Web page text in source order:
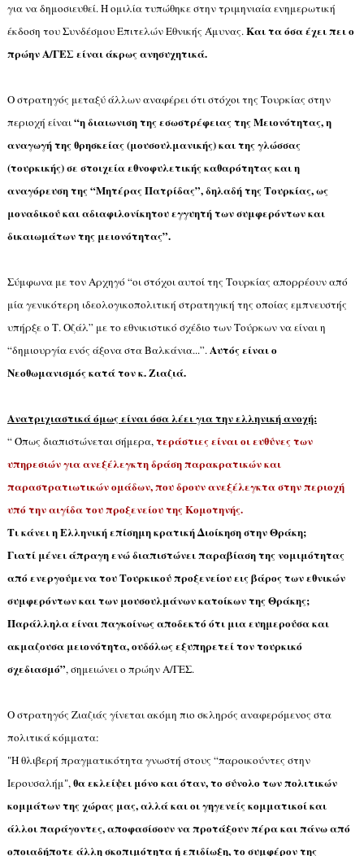
για να δημοσιευθεί. Η ομιλία τυπώθηκε στην τριμηνιαία ενημερωτική
έκδοση του Συνδέσμου Επιτελών Εθνικής Άμυνας.Και τα όσα έχει πει ο
πρώην Α/ΓΕΣ είναι άκρως ανησυχητικά.
Ο στρατηγός μεταξύ άλλων αναφέρει ότι στόχοι της Τουρκίας στην
περιοχή είναι“η διαιωνιση της εσωστρέφειας της Μειονότητας, η
αναγωγή της θρησκείας (μουσουλμανικής) και της γλώσσας
(τουρκικής) σε στοιχεία εθνοφυλετικής καθαρότητας και η
αναγόρευση της “Μητέρας Πατρίδας”, δηλαδή της Τουρκίας, ως
μοναδικού και αδιαφιλονίκητου εγγυητή των συμφερόντων και
δικαιωμάτων της μειονότητας”.
Σύμφωνα με τον Αρχηγό “οι στόχοι αυτοί της Τουρκίας απορρέουν από
μία γενικότερη ιδεολογικοπολιτική στρατηγική της οποίας εμπνευστής
υπήρξε ο Τ. Οζάλ” με το εθνικιστικό σχέδιο των Τούρκων να είναι η
“δημιουργία ενός άξονα στα Βαλκάνια...”.Αυτός είναι ο
Νεοθωμανισμός κατά τον κ. Ζιαζιά.
Ανατριχιαστικά όμως είναι όσα λέει για την ελληνική ανοχή:
“ Όπως διαπιστώνεται σήμερα,τεράστιες είναι οι ευθύνες των
υπηρεσιών γιαανεξέλεγκτη δράση παρακρατικών και
παραστρατιωτικών ομάδων, που δρουν ανεξέλεγκτα στην περιοχή
υπό την αιγίδα του προξενείου της Κομοτηνής.
Τι κάνει η Ελληνική επίσημη κρατική Διοίκηση στην Θράκη;
Γιατί μένει άπραγη ενώ διαπιστώνει παραβίαση της νομιμότητας
από ενεργούμενα του Τουρκικού προξενείου εις βάρος των εθνικών
συμφερόντων και των μουσουλμάνων κατοίκων της Θράκης;
Παράλληλα είναι παγκοίνως αποδεκτό ότι μια ευημερούσα και
ακμαζουσα μειονότητα, ουδόλως εξυπηρετεί τον τουρκικό
σχεδιασμό”, σημειώνει ο πρώην Α/ΓΕΣ.
Ο στρατηγός Ζιαζιάς γίνεται ακόμη πιο σκληρός αναφερόμενος στα
πολιτικά κόμματα:
"Η θλιβερή πραγματικότητα γνωστή στους “παροικούντες στην
Ιερουσαλήμ",θα εκλείψει μόνο και όταν, το σύνολο των πολιτικών
κομμάτων της χώρας μας, αλλά και οι γηγενείς κομματικοί και
άλλοι παράγοντες, αποφασίσουν να προτάξουν πέρα και πάνω από
οποιαδήποτε άλλη σκοπιμότητα ή επιδίωξη, το συμφέρον της